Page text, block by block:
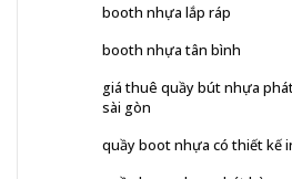
booth nhựa lắp ráp
booth nhựa tân bình
giá thuê quầy bút nhựa
sài gòn
quầy boot nhựa có thiết kế